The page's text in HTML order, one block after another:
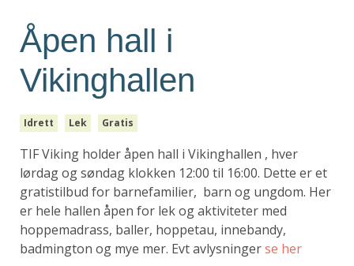
Åpen hall i
Vikinghallen
Idrett Lek Gratis
TIF Viking holder åpen hall i Vikinghallen , hver
lørdag og søndag klokken 12:00 til 16:00. Dette er et
gratistilbud for barnefamilier, barn og ungdom. Her
er hele hallen åpen for lek og aktiviteter med
hoppemadrass, baller, hoppetau, innebandy,
badmington og mye mer. Evt avlysningerse her